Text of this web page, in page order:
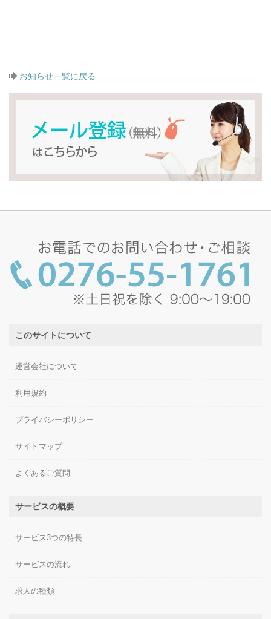
お知らせ一覧に戻る
このサイトについて
運営会社について
利用規約
プライバシーポリシー
サイトマップ
よくあるご質問
サービスの概要
サービス3つの特長
サービスの流れ
求人の種類